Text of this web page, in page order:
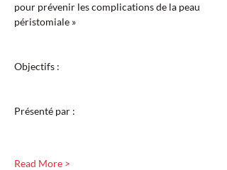
pour prévenir les complications de la peau
péristomiale »
Objectifs :
Présenté par :
Read More >